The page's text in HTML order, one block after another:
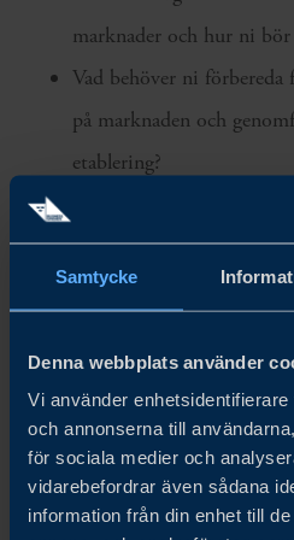
Samtycke
Denna webbplats använder
Vi använder
och annonserna till
för sociala medier och
vidarebefordrar även sådana
information från din enhet till
marknader och hur ni bör
Vad behöver ni förbereda
på marknaden och
etablering?
Marknadsvalidering:
Swedens utlandskontor för att
viktiga marknadsinsikter som
WORKSHOP 3:
2 timmar på förmiddagen –
Presentera er plan för
och få deras feedback.